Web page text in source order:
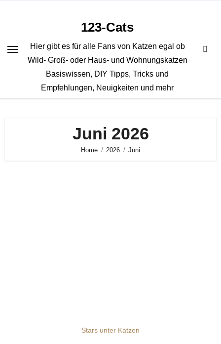
123-Cats
Hier gibt es für alle Fans von Katzen egal ob
Wild- Groß- oder Haus- und Wohnungskatzen
Basiswissen, DIY Tipps, Tricks und
Empfehlungen, Neuigkeiten und mehr
Juni 2026
Home 2026 Juni
Stars unter Katzen